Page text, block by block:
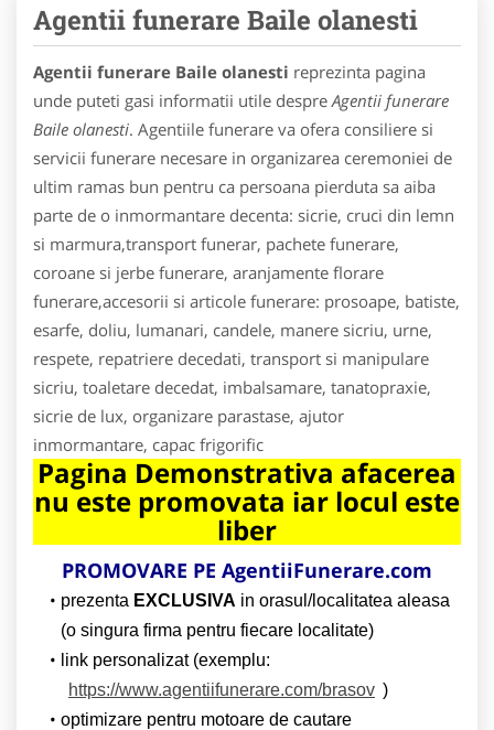
Agentii funerare Baile olanesti
Agentii funerare Baile olanesti reprezinta pagina
unde puteti gasi informatii utile despre Agentii funerare
Baile olanesti. Agentiile funerare va ofera consiliere si
servicii funerare necesare in organizarea ceremoniei de
ultim ramas bun pentru ca persoana pierduta sa aiba
parte de o inmormantare decenta: sicrie, cruci din lemn
si marmura,transport funerar, pachete funerare,
coroane si jerbe funerare, aranjamente florare
funerare,accesorii si articole funerare: prosoape, batiste,
esarfe, doliu, lumanari, candele, manere sicriu, urne,
respete, repatriere decedati, transport si manipulare
sicriu, toaletare decedat, imbalsamare, tanatopraxie,
sicrie de lux, organizare parastase, ajutor
inmormantare, capac frigorific
Pagina Demonstrativa afacerea
nu este promovata iar locul este
liber
PROMOVARE PE AgentiiFunerare.com
prezenta EXCLUSIVA in orasul/localitatea aleasa
(o singura firma pentru fiecare localitate)
link personalizat (exemplu:
https://www.agentiifunerare.com/brasov )
optimizare pentru motoare de cautare